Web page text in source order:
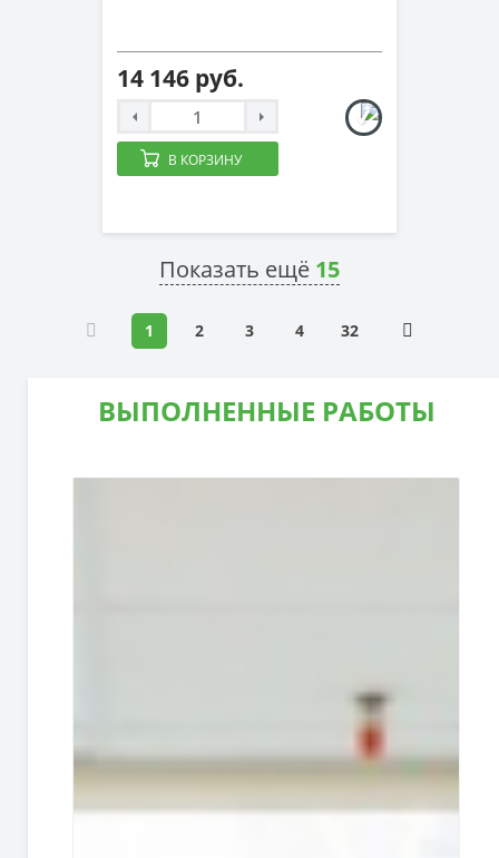
14 146 руб.
В КОРЗИНУ
Показать ещё 15
1 2 3 4 32
ВЫПОЛНЕННЫЕ РАБОТЫ